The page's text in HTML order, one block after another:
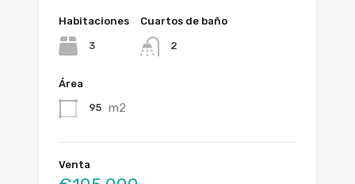
Habitaciones
3
Cuartos de baño
2
Área
95 m2
Venta